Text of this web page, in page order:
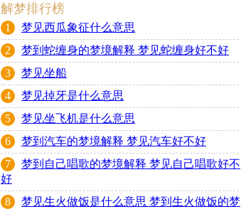
解梦排行榜
1
梦见西瓜象征什么意思
2
梦到蛇缠身的梦境解释 梦见蛇缠身好不好
3
梦见坐船
4
梦见掉牙是什么意思
5
梦见坐飞机是什么意思
6
梦到汽车的梦境解释 梦见汽车好不好
7
梦到自己唱歌的梦境解释 梦见自己唱歌好不
好
8
梦见生火做饭是什么意思 梦到生火做饭的梦